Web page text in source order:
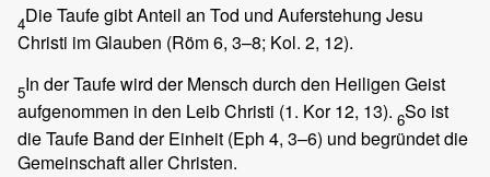
4Die Taufe gibt Anteil an Tod und Auferstehung Jesu
Christi im Glauben (Röm 6, 3–8; Kol. 2, 12).
5In der Taufe wird der Mensch durch den Heiligen Geist
aufgenommen in den Leib Christi (1. Kor 12, 13). 6So ist
die Taufe Band der Einheit (Eph 4, 3–6) und begründet die
Gemeinschaft aller Christen.